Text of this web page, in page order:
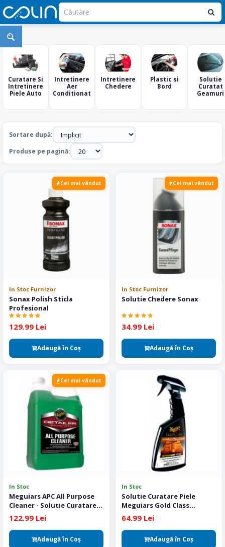
Intretinere
Interior
Auto
Curatare Si
Intretinere
Piele Auto
Intretinere
Aer
Conditionat
Intretinere
Chedere
Plastic si
Bord
Solutie
Curatat
Geamuri
Sortare după:
Produse pe pagină:
Cel mai vândut
In Stoc Furnizor
Sonax Polish Sticla
Profesional
129.99 Lei
Adaugă în Coş
Cel mai vândut
In Stoc Furnizor
Solutie Chedere Sonax
34.99 Lei
Adaugă în Coş
Cel mai vândut
In Stoc
Meguiars APC All Purpose
Cleaner - Solutie Curatare
Interior 3.78 L
122.99 Lei
Adaugă în Coş
In Stoc
Solutie Curatare Piele
Meguiars Gold Class
Leather Cleaner
64.99 Lei
Adaugă în Coş